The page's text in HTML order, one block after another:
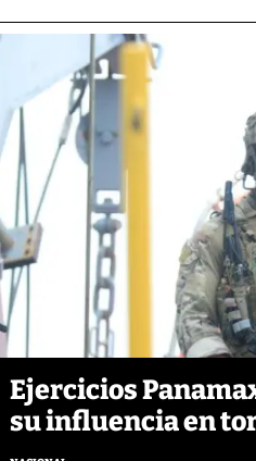
Ejercicios
su influencia en